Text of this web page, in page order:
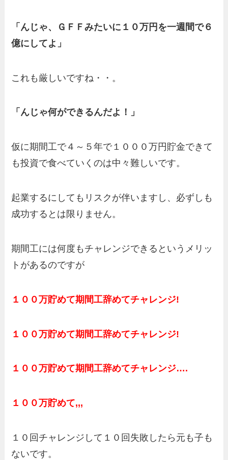
「んじゃ、ＧＦＦみたいに１０万円を一週間で６
億にしてよ」
これも厳しいですね・・。
「んじゃ何ができるんだよ！」
仮に期間工で４～５年で１０００万円貯金できて
も投資で食べていくのは中々難しいです。
起業するにしてもリスクが伴いますし、必ずしも
成功するとは限りません。
期間工には何度もチャレンジできるというメリッ
トがあるのですが
１００万貯めて期間工辞めてチャレンジ!
１００万貯めて期間工辞めてチャレンジ!
１００万貯めて期間工辞めてチャレンジ….
１００万貯めて,,,
１０回チャレンジして１０回失敗したら元も子も
ないです。